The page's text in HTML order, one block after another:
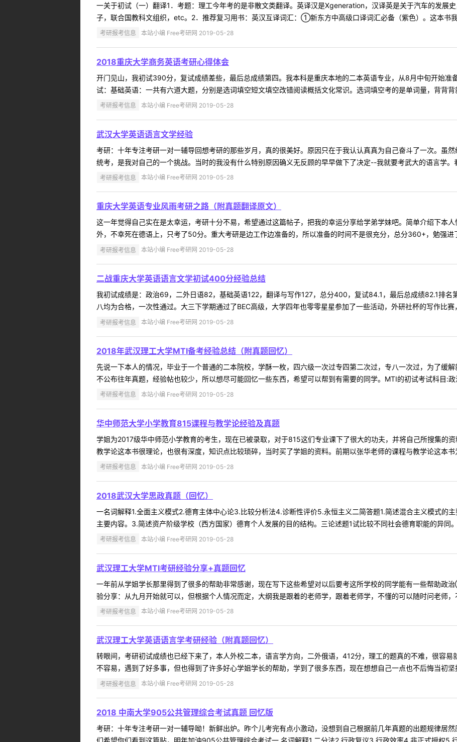
一关于初试（一）翻译1．考题：理工今年考的是非散文类翻译。英译汉是Xgeneration，汉译英是关于汽车的发展
子，联合国教科文组织，etc。2．推荐复习用书：英汉互译词汇：①新东方中高级口译词汇必备（紫色）。这本书
考研报考信息 本站小编 Free考研网 2019-05-28
2018重庆大学商务英语考研心得体会
开门见山，我初试390分，复试成绩差些，最后总成绩第四。我本科是重庆本地的二本英语专业，从8月中旬开始准
试：基础英语：一共有六道大题，分别是选词填空短文填空改错阅读概括文化常识。选词填空考的是单词量，背背
考研报考信息 本站小编 Free考研网 2019-05-28
武汉大学英语语言文学经验
考研：十年专注考研一对一辅导回想考研的那些岁月，真的很美好。原因只在于我认认真真为自己奋斗了一次。虽
统考，是我对自己的一个挑战。当时的我没有什么特别原因确义无反顾的早早做下了决定--我就要考武大的语言学
考研报考信息 本站小编 Free考研网 2019-05-28
重庆大学英语专业风雨考研之路（附真题翻译原文）
这一年觉得自己实在是太幸运，考研十分不易，希望通过这篇帖子，把我的幸运分享给学弟学妹吧。简单介绍下本
外，不幸死在德语上，只考了50分。重大考研是边工作边准备的，所以准备的时间不是很充分，总分360+，勉强进
考研报考信息 本站小编 Free考研网 2019-05-28
二战重庆大学英语语言文学初试400分经验总结
我初试成绩是：政治69，二外日语82，基础英语122，翻译与写作127，总分400，复试84.1，最后总成绩82.1排
八均为合格，一次性通过。大三下学期通过了BEC高级，大学四年也零零星星参加了一些活动，外研社杯的写作比
考研报考信息 本站小编 Free考研网 2019-05-28
2018年武汉理工大学MTI备考经验总结（附真题回忆）
先说一下本人的情况，毕业于一个普通的二本院校，学酥一枚，四六级一次过专四第二次过，专八一次过，为了缓
不公布往年真题，经验帖也较少，所以想尽可能回忆一些东西，希望可以帮到有需要的同学。MTI的初试考试科目:
考研报考信息 本站小编 Free考研网 2019-05-28
华中师范大学小学教育815课程与教学论经验及真题
学姐为2017级华中师范小学教育的考生，现在已被录取，对于815这们专业课下了很大的功夫，并将自己所搜集的
教学论这本书很理论，也很有深度，知识点比较琐碎，当时买了学姐的资料。前期以张华老师的课程与教学论这本
考研报考信息 本站小编 Free考研网 2019-05-28
2018武汉大学思政真题（回忆）
一名词解释1.全面主义模式2.德育主体中心论3.比较分析法4.诊断性评价5.永恒主义二简答题1.简述混合主义模式的
主要内容。3.简述资产阶级学校（西方国家）德育个人发展的目的结构。三论述题1试比较不同社会德育职能的异同
考研报考信息 本站小编 Free考研网 2019-05-28
武汉理工大学MTI考研经验分享+真题回忆
一年前从学姐学长那里得到了很多的帮助非常感谢，现在写下这些希望对以后要考这所学校的同学能有一些帮助
验分享：从九月开始就可以，但根据个人情况而定，大纲我是跟着的老师学，跟着老师学，不懂的可以随时问老师
考研报考信息 本站小编 Free考研网 2019-05-28
武汉理工大学英语语言学考研经验（附真题回忆）
转眼间，考研初试成绩也已经下来了，本人外校二本，语言学方向，二外俄语，412分，理工的题真的不难，很容
不容易，遇到了好多事，但也得到了许多好心学姐学长的帮助，学到了很多东西，现在想想自己一点也不后悔当初
考研报考信息 本站小编 Free考研网 2019-05-28
2018 中南大学905公共管理综合考试真题 回忆版
考研：十年专注考研一对一辅导呦！新鲜出炉。昨个儿考完有点小激动，没想到自己根据前几年真题的出题规律居